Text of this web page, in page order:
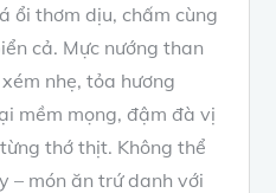
ổi thơm dịu, chấm cùng
cả. Mực nướng than
nhẹ, tỏa hương
mềm mọng, đậm đà vị
thớ thịt. Không thể
– món ăn trứ danh với